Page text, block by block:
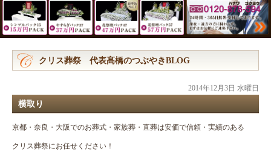
クリス葬祭 代表髙橋のつぶやきBLOG
2014年12月3日 水曜日
横取り
京都・奈良・大阪でのお葬式・家族葬・直葬は安価で信頼・実績のある
クリス葬祭にお任せください！